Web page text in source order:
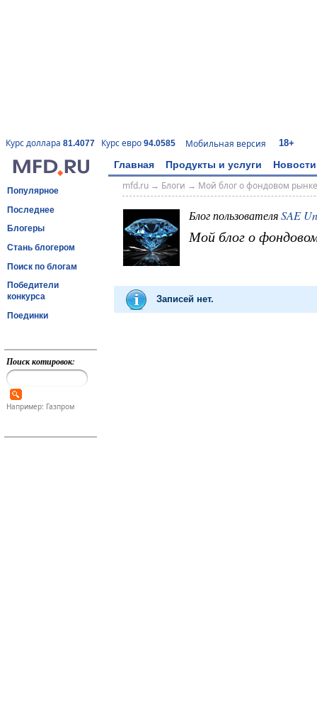
Курс доллара 81.4077 Курс евро 94.0585 Мобильная версия 18+
Главная Продукты и услуги Новости
Популярное
Последнее
Блогеры
Стань блогером
Поиск по блогам
Победители
конкурса
Поединки
Поиск котировок:
Например: Газпром
mfd.ru→ Блоги → Мой блог о фондовом рынке
Блог пользователяSAE
Мой блог о
Записей нет.